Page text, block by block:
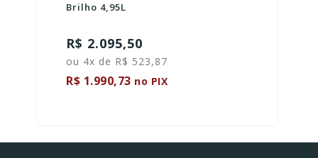
Brilho 4,95L
R$ 2.095,50
ou 4x de R$ 523,87
R$ 1.990,73 no PIX